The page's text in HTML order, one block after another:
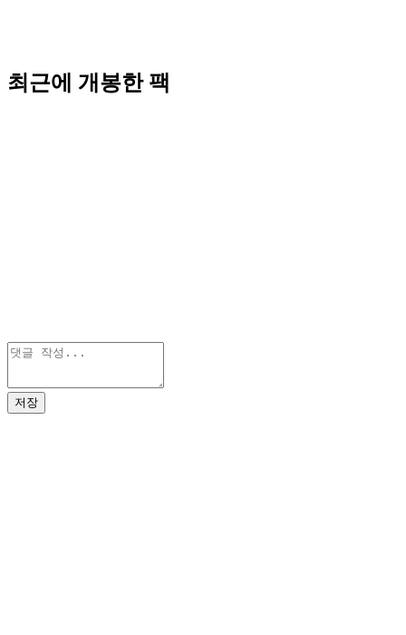
최근에 개봉한 팩
저장